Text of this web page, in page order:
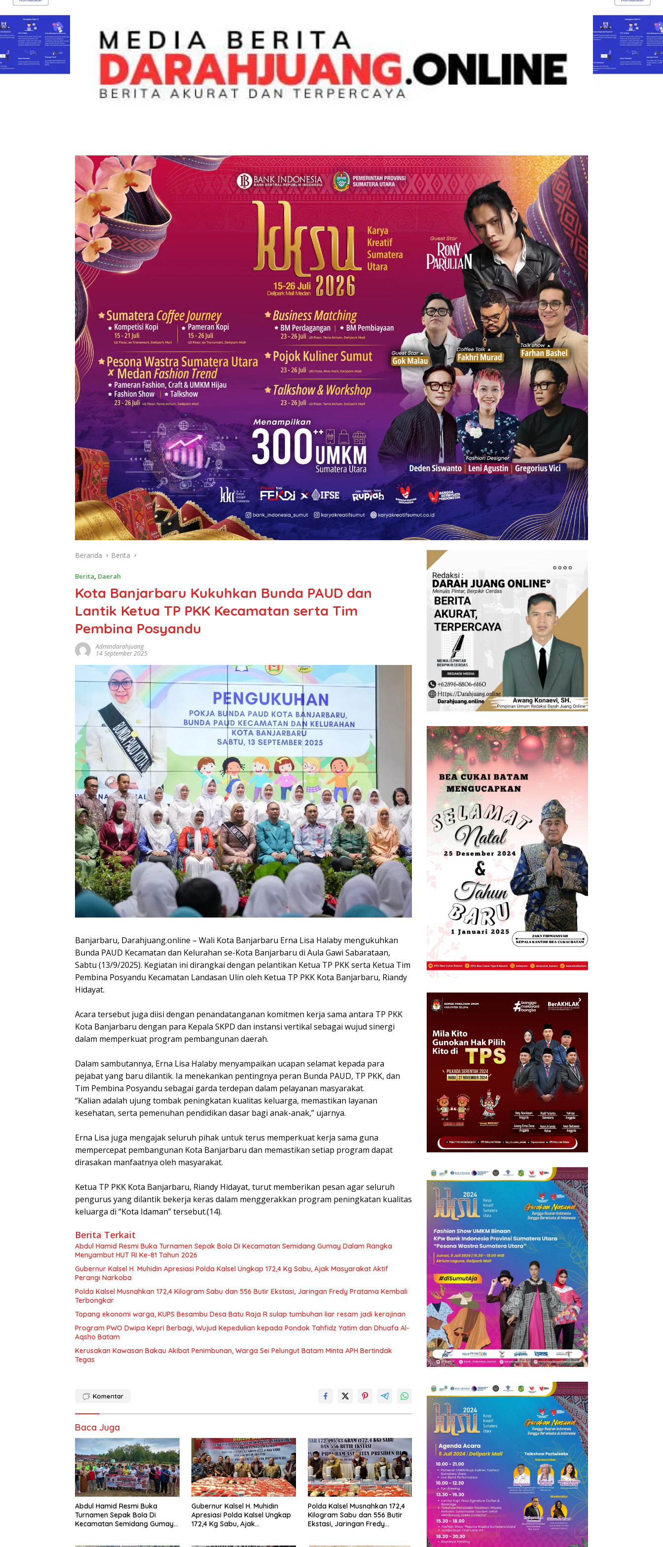
Beranda Berita
Berita, Daerah
Kota Banjarbaru Kukuhkan Bunda PAUD dan
Lantik Ketua TP PKK Kecamatan serta Tim
Pembina Posyandu
Admindarahjuang
14 September 2025
Banjarbaru, Darahjuang.online – Wali Kota Banjarbaru Erna Lisa Halaby mengukuhkan
Bunda PAUD Kecamatan dan Kelurahan se-Kota Banjarbaru di Aula Gawi Sabarataan,
Sabtu (13/9/2025). Kegiatan ini dirangkai dengan pelantikan Ketua TP PKK serta Ketua Tim
Pembina Posyandu Kecamatan Landasan Ulin oleh Ketua TP PKK Kota Banjarbaru, Riandy
Hidayat.
Acara tersebut juga diisi dengan penandatanganan komitmen kerja sama antara TP PKK
Kota Banjarbaru dengan para Kepala SKPD dan instansi vertikal sebagai wujud sinergi
dalam memperkuat program pembangunan daerah.
Dalam sambutannya, Erna Lisa Halaby menyampaikan ucapan selamat kepada para
pejabat yang baru dilantik. Ia menekankan pentingnya peran Bunda PAUD, TP PKK, dan
Tim Pembina Posyandu sebagai garda terdepan dalam pelayanan masyarakat.
“Kalian adalah ujung tombak peningkatan kualitas keluarga, memastikan layanan
kesehatan, serta pemenuhan pendidikan dasar bagi anak-anak,” ujarnya.
Erna Lisa juga mengajak seluruh pihak untuk terus memperkuat kerja sama guna
mempercepat pembangunan Kota Banjarbaru dan memastikan setiap program dapat
dirasakan manfaatnya oleh masyarakat.
Ketua TP PKK Kota Banjarbaru, Riandy Hidayat, turut memberikan pesan agar seluruh
pengurus yang dilantik bekerja keras dalam menggerakkan program peningkatan kualitas
keluarga di “Kota Idaman” tersebut.(14).
Berita Terkait
Abdul Hamid Resmi Buka Turnamen Sepak Bola Di Kecamatan Semidang Gumay Dalam Rangka
Menyambut HUT RI Ke-81 Tahun 2026
Gubernur Kalsel H. Muhidin Apresiasi Polda Kalsel Ungkap 172,4 Kg Sabu, Ajak Masyarakat Aktif
Perangi Narkoba
Polda Kalsel Musnahkan 172,4 Kilogram Sabu dan 556 Butir Ekstasi, Jaringan Fredy Pratama Kembali
Terbongkar
Topang ekonomi warga, KUPS Besambu Desa Batu Raja R sulap tumbuhan liar resam jadi kerajinan
Program PWO Dwipa Kepri Berbagi, Wujud Kepedulian kepada Pondok Tahfidz Yatim dan Dhuafa Al-
Aqsho Batam
Kerusakan Kawasan Bakau Akibat Penimbunan, Warga Sei Pelungut Batam Minta APH Bertindak
Tegas
Komentar
Baca Juga
Abdul Hamid Resmi Buka
Turnamen Sepak Bola Di
Kecamatan Semidang Gumay
Gubernur Kalsel H. Muhidin
Apresiasi Polda Kalsel Ungkap
172,4 Kg Sabu, Ajak
Polda Kalsel Musnahkan 172,4
Kilogram Sabu dan 556 Butir
Ekstasi, Jaringan Fredy